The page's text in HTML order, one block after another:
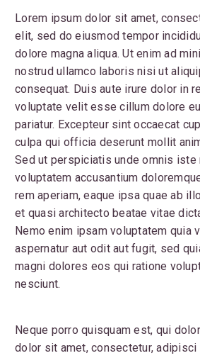
Lorem ipsum dolor sit amet,
elit, sed do eiusmod tempor
dolore magna aliqua. Ut enim ad
nostrud ullamco laboris nisi ut
consequat. Duis aute irure dolor in
voluptate velit esse cillum dolore
pariatur. Excepteur sint occaecat
culpa qui officia deserunt mollit
Sed ut perspiciatis unde omnis iste
voluptatem accusantium
rem aperiam, eaque ipsa quae ab
et quasi architecto beatae vitae
Nemo enim ipsam voluptatem quia
aspernatur aut odit aut fugit, sed
magni dolores eos qui ratione
nesciunt.
Neque porro quisquam est, qui
dolor sit amet, consectetur, adipisci